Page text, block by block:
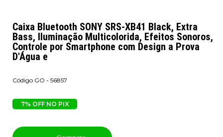
Caixa Bluetooth SONY SRS-XB41 Black, Extra
Bass, Iluminação Multicolorida, Efeitos Sonoros,
Controle por Smartphone com Design a Prova
D'Água e
GO - 56857
7% OFF NO PIX